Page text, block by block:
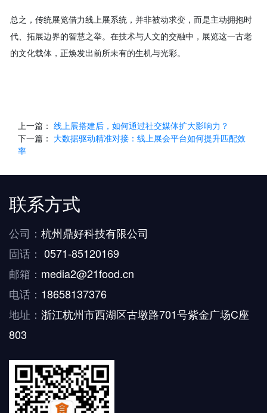
总之，传统展览借力线上展系统，并非被动求变，而是主动拥抱时
代、拓展边界的智慧之举。在技术与人文的交融中，展览这一古老
的文化载体，正焕发出前所未有的生机与光彩。
上一篇： 线上展搭建后，如何通过社交媒体扩大影响力？
下一篇： 大数据驱动精准对接：线上展会平台如何提升匹配效
率
联系方式
公司： 杭州鼎好科技有限公司
固话： 0571-85120169
邮箱： media2@21food.cn
电话： 18658137376
地址： 浙江杭州市西湖区古墩路701号紫金广场C座
803